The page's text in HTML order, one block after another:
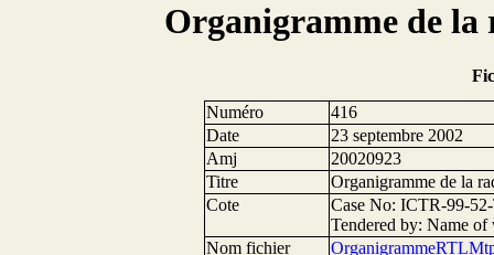
Organigramme de
Numéro
416
Date
23 septembre 2002
Amj
20020923
Titre
Organigramme de la
Cote
Case No: ICTR-99-
Tendered by: Name
Nom fichier